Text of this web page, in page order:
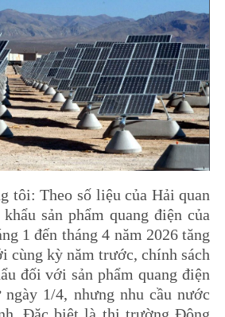
tôi: Theo số liệu của Hải quan
sản phẩm quang điện của
1 đến tháng 4 năm 2026 tăng
cùng kỳ năm trước, chính sách
đối với sản phẩm quang điện
1/4, nhưng nhu cầu nước